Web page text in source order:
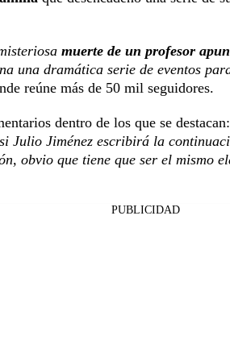
muerte de un profesor
una dramática serie de eventos
reúne más de 50 mil seguidores.
dentro de los que se
Julio Jiménez escribirá la
obvio que tiene que ser el mismo
PUBLICIDAD